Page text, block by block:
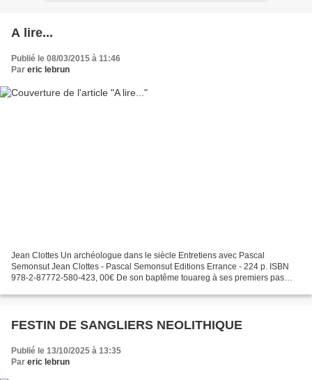
A lire...
Publié le 08/03/2015 à 11:46
Par eric lebrun
Jean Clottes Un archéologue dans le siècle Entretiens avec Pascal
Semonsut Jean Clottes - Pascal Semonsut Editions Errance - 224 p. ISBN
978-2-87772-580-423, 00€ De son baptême touareg à ses premiers pas
FESTIN DE SANGLIERS NEOLITHIQUE
Publié le 13/10/2025 à 13:35
Par eric lebrun